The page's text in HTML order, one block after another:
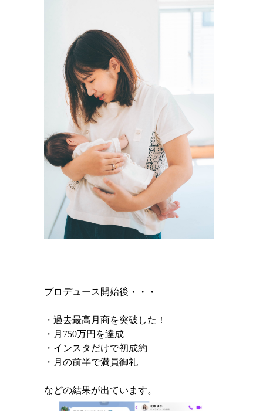
プロデュース開始後・・・
・過去最高月商を突破した！
・月750万円を達成
・インスタだけで初成約
・月の前半で満員御礼
などの結果が出ています。